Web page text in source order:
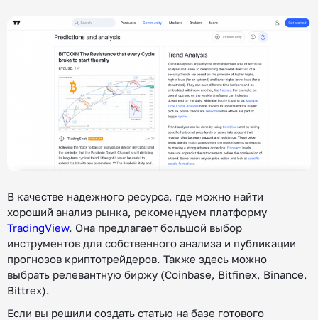
В качестве надежного ресурса, где можно найти
хороший анализ рынка, рекомендуем платформу
TradingView. Она предлагает большой выбор
инструментов для собственного анализа и публикации
прогнозов криптотрейдеров. Также здесь можно
выбрать релевантную биржу (Coinbase, Bitfinex, Binance,
Bittrex).
Если вы решили создать статью на базе готового